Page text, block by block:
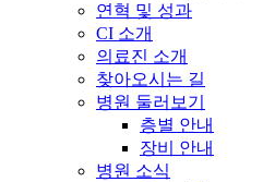
연혁 및 성과
CI 소개
의료진 소개
찾아오시는 길
병원 둘러보기
층별 안내
장비 안내
병원 소식